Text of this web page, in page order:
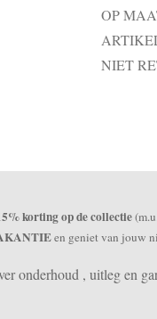
OP
NIET
korting op de collectie
en geniet van jouw
onderhoud , uitleg en